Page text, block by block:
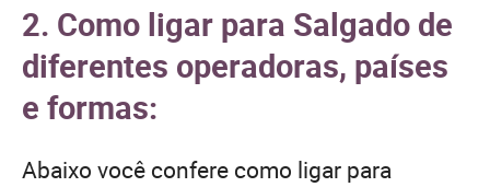
2. Como ligar para Salgado de
diferentes operadoras, países
e formas:
Abaixo você confere como ligar para